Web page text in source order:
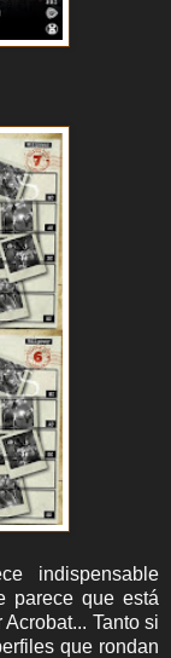
indispensable
parece que está
Tanto si
que rondan